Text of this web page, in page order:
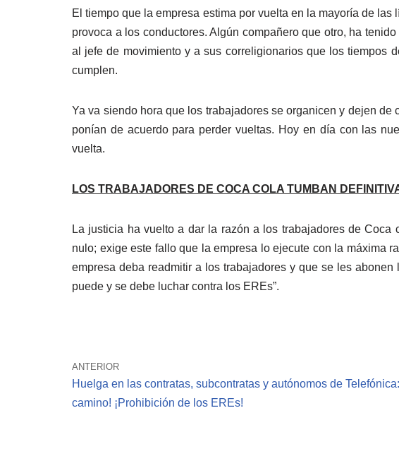
El tiempo que la empresa estima por vuelta en la mayoría de
provoca a los conductores. Algún compañero que otro, ha
al jefe de movimiento y a sus correligionarios que los tiempos
cumplen.
Ya va siendo hora que los trabajadores se organicen y dejen
ponían de acuerdo para perder vueltas. Hoy en día con las
vuelta.
LOS TRABAJADORES DE COCA COLA TUMBAN
La justicia ha vuelto a dar la razón a los trabajadores de
nulo; exige este fallo que la empresa lo ejecute con la máxima
empresa deba readmitir a los trabajadores y que se les
puede y se debe luchar contra los EREs”.
ANTERIOR
Huelga en las contratas, subcontratas y autónomos de Telefónica:
camino! ¡Prohibición de los EREs!